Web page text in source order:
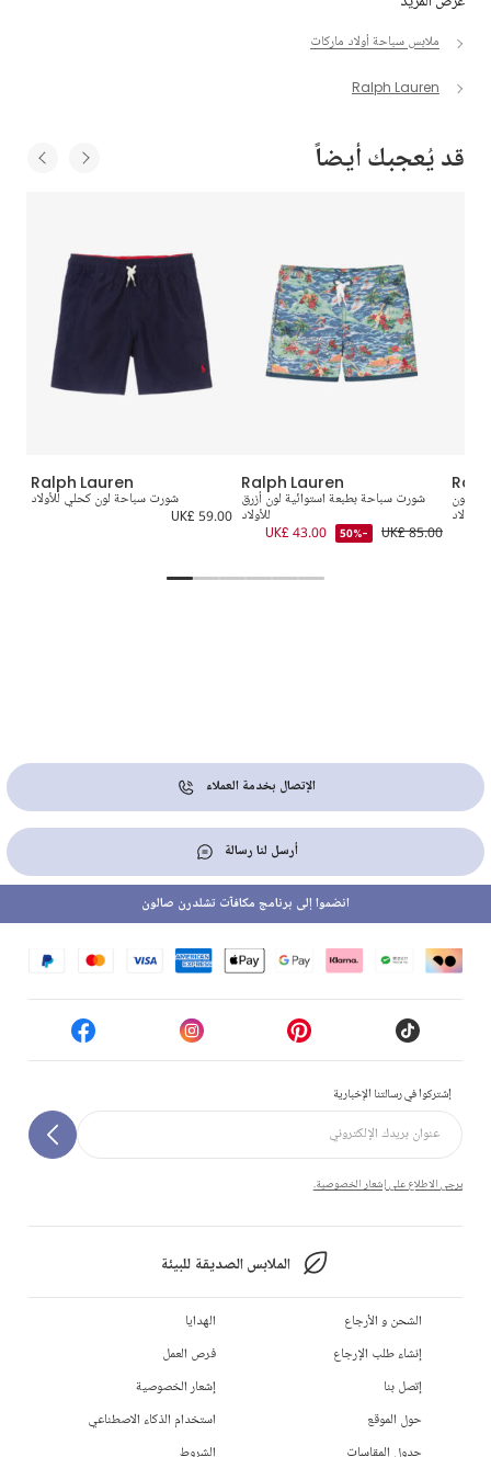
ملابس سباحة أولاد ماركات
Ralph Lauren
قد يُعجبك أيضاً
Ralph Lauren
شورت سباحة لون كحلي للأولاد
UK£ 59.00
Ralph Lauren
شورت سباحة بطبعة استوائية لون أزرق
للأولاد
UK£ 85.00
-50%
UK£ 43.00
لون
للأولاد
الإتصال بخدمة العملاء
أرسل لنا رسالة
إشتركوا في رسالتنا الإخبارية
يرجى الاطلاع على إشعار الخصوصية.
الملابس الصديقة للبيئة
انضموا إلى برنامج مكافآت تشلدرن صالون
الشحن و الأرجاع
إنشاء طلب الإرجاع
إتصل بنا
حول الموقع
جدول المقاسات
الهدايا
فرص العمل
إشعار الخصوصية
استخدام الذكاء الاصطناعي
الشروط